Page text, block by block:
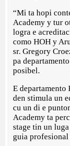
“Mi ta hopi
Academy y tur
logra e
como HOH y
sr. Gregory
pa
posibel.
E
den stimula un
cu un di e
Academy ta
stage tin un
guia